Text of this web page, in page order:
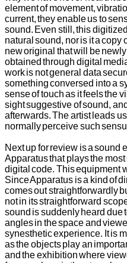
element of movement,
current, they enable us to
sound. Even still, this
natural sound, nor is it a copy
new original that will be
obtained through digital
work is not general data
something conversed into a
sense of touch as it feels the
sight suggestive of sound,
afterwards. The artist leads
normally perceive such
Next up for review is a
Apparatus that plays the
digital code. This equipment
Since Apparatus is a kind of
comes out straightforwardly
not in its straightforward
sound is suddenly heard due
angles in the space and
synesthetic experience. It is
as the objects play an
and the exhibition where